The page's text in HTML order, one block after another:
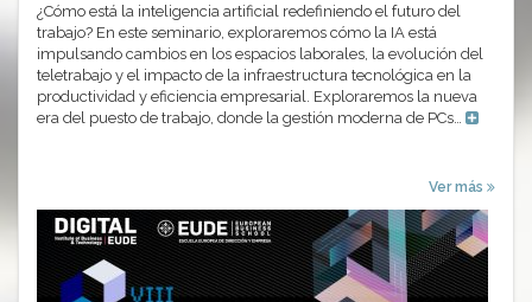
¿Cómo está la inteligencia artificial redefiniendo el futuro del
trabajo? En este seminario, exploraremos cómo la IA está
impulsando cambios en los espacios laborales, la evolución del
teletrabajo y el impacto de la infraestructura tecnológica en la
productividad y eficiencia empresarial. Exploraremos la nueva
era del puesto de trabajo, donde la gestión moderna de PCs…
Ver más